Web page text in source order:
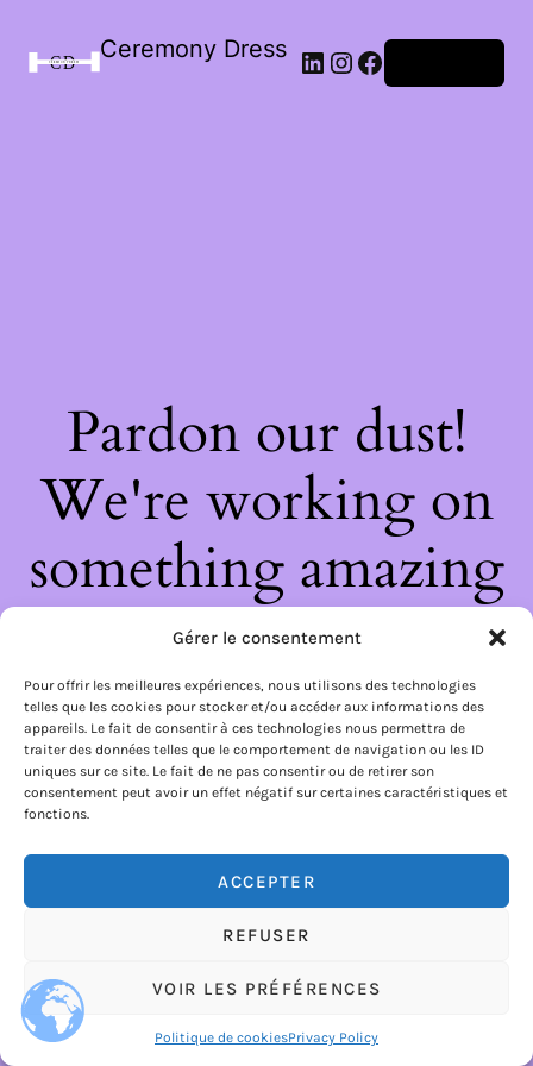
Gérer le consentement
Pour offrir les meilleures expériences, nous utilisons des technologies
telles que les cookies pour stocker et/ou accéder aux informations des
appareils. Le fait de consentir à ces technologies nous permettra de
traiter des données telles que le comportement de navigation ou les ID
uniques sur ce site. Le fait de ne pas consentir ou de retirer son
consentement peut avoir un effet négatif sur certaines caractéristiques et
fonctions.
ACCEPTER
REFUSER
VOIR LES PRÉFÉRENCES
Politique de cookiesPrivacy Policy
Ceremony Dress
Pardon our dust!
We're working on
something amazing
— check back soon!